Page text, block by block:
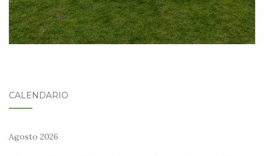
CALENDARIO
Agosto 2026